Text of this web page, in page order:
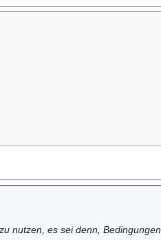
nutzen, es sei denn, Bedingungen